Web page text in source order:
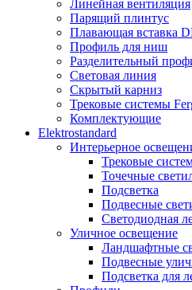
Линейная вентиляция
Парящий плинтус
Плавающая вставка
Профиль для ниш
Разделительный
Световая линия
Скрытый карниз
Трековые системы
Комплектующие
Elektrostandard
Интерьерное
Трековые
Точечные
Подсветка
Подвесные
Светодиодная
Уличное освещение
Ландшафтные
Подвесные
Подсветка для